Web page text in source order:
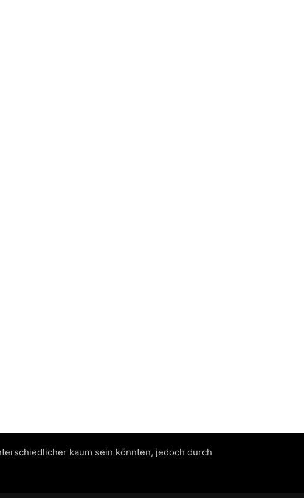
kaum sein könnten, jedoch durch